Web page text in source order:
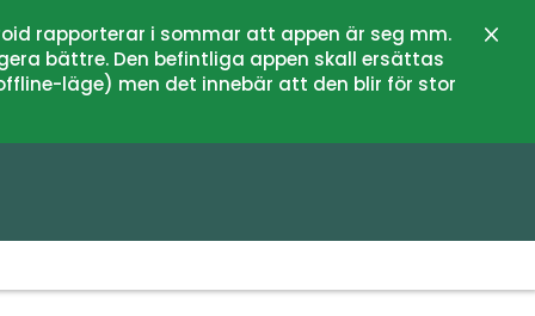
rapporterar i sommar att appen är seg mm.
bättre. Den befintliga appen skall ersättas
läge) men det innebär att den blir för stor
Sulje